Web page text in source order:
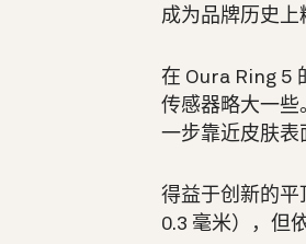
成为品牌历史上
在 Oura Ring 5
传感器略大一些
一步靠近皮肤表
得益于创新的平
0.3 毫米），但